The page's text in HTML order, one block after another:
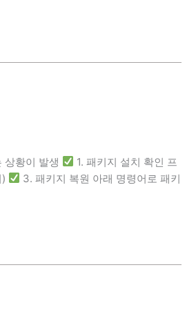
황이 발생
1. 패키지 설치 확인 프
3. 패키지 복원 아래 명령어로 패키